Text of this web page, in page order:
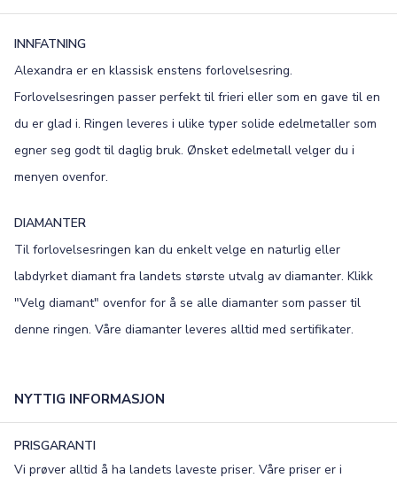
Old English Bookman
Colonna Edwardian
Script MT Corinthia
INNFATNING
Alexandra er en klassisk enstens forlovelsesring.
Forlovelsesringen passer perfekt til frieri eller som en gave til en
du er glad i. Ringen leveres i ulike typer solide edelmetaller som
egner seg godt til daglig bruk. Ønsket edelmetall velger du i
menyen ovenfor.
DIAMANTER
Til forlovelsesringen kan du enkelt velge en naturlig eller
labdyrket diamant fra landets største utvalg av diamanter. Klikk
"Velg diamant" ovenfor for å se alle diamanter som passer til
denne ringen. Våre diamanter leveres alltid med sertifikater.
NYTTIG INFORMASJON
PRISGARANTI
Vi prøver alltid å ha landets laveste priser. Våre priser er i